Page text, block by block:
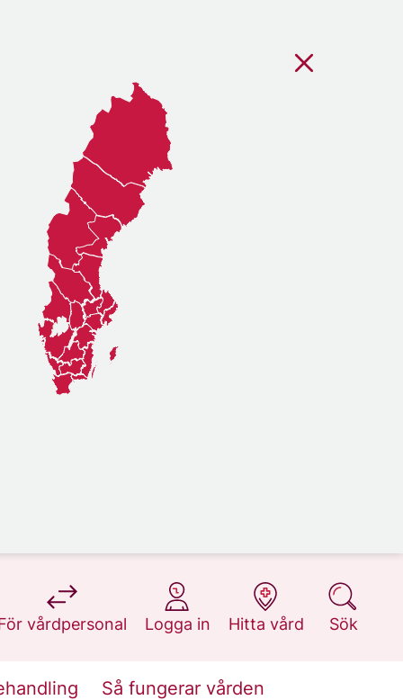
vårdpersonal
på 1177.se
Logga in
på 1177.se
Hitta vård
på 1177.se
Sök
på 1177.se
Så fungerar vården